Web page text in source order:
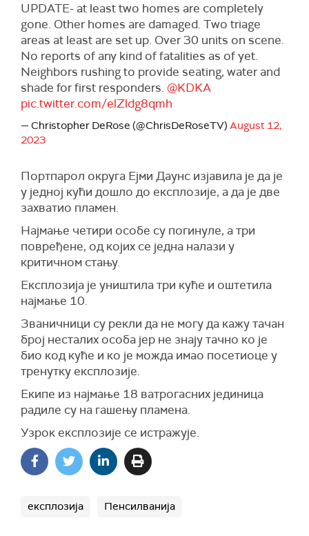
UPDATE- at least two homes are completely
gone. Other homes are damaged. Two triage
areas at least are set up. Over 30 units on scene.
No reports of any kind of fatalities as of yet.
Neighbors rushing to provide seating, water and
shade for first responders. @KDKA
pic.twitter.com/elZldg8qmh
— Christopher DeRose (@ChrisDeRoseTV) August 12,
2023
Портпарол округа Ејми Даунс изјавила је да је
у једној кући дошло до експлозије, а да је две
захватио пламен.
Најмање четири особе су погинуле, а три
повређене, од којих се једна налази у
критичном стању.
Експлозија је уништила три куће и оштетила
најмање 10.
Званичници су рекли да не могу да кажу тачан
број несталих особа јер не знају тачно ко је
био код куће и ко је можда имао посетиоце у
тренутку експлозије.
Екипе из најмање 18 ватрогасних јединица
радиле су на гашењу пламена.
Узрок експлозије се истражује.
експлозија Пенсилванија